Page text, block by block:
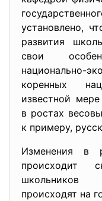
установлено,
развития
свои
национально-
коренных
известной
в ростах
к примеру,
Изменения в
происходит
школьников
происходят на